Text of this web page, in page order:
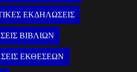
ΕΚΔΗΛΩΣΕΙΣ
ΒΙΒΛΙΩΝ
ΕΚΘΕΣΕΩΝ